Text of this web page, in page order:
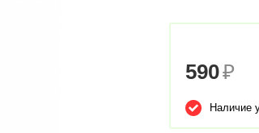
590₽
Наличие